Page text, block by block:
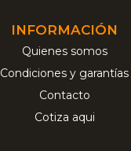
INFORMACIÓN
Quienes somos
Condiciones y garantías
Contacto
Cotiza aqui